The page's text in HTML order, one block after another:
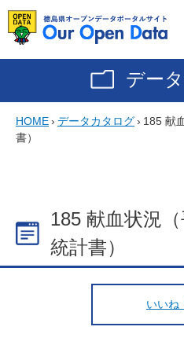
デー
HOME› データカタログ› 185 献
書）
185 献血状況
統計書）
いいね